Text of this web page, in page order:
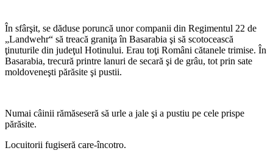
În sfârşit, se dăduse poruncă unor companii din Regimentul 22 de
„Landwehr“ să treacă graniţa în Basarabia şi să scotocească
ţinuturile din judeţul Hotinului. Erau toţi Români cătanele trimise. În
Basarabia, trecură printre lanuri de secară şi de grâu, tot prin sate
moldoveneşti părăsite şi pustii.
Numai câinii rămăseseră să urle a jale şi a pustiu pe cele prispe
părăsite.
Locuitorii fugiseră care-încotro.